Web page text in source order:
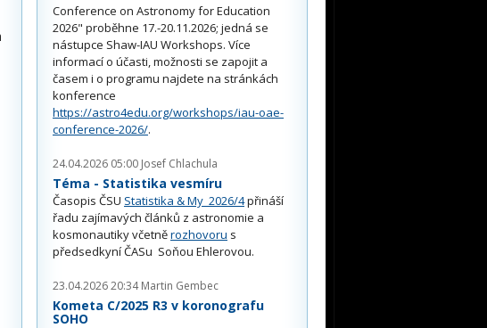
Conference on Astronomy for Education
2026" proběhne 17.-20.11.2026; jedná se
nástupce Shaw-IAU Workshops. Více
informací o účasti, možnosti se zapojit a
časem i o programu najdete na stránkách
konference
https://astro4edu.org/workshops/iau-oae-
conference-2026/.
24.04.2026 05:00 Josef Chlachula
Téma - Statistika vesmíru
Časopis ČSU Statistika & My 2026/4přináší
řadu zajímavých článků z astronomie a
kosmonautiky včetněrozhovoru s
předsedkyní ČASu Soňou Ehlerovou.
23.04.2026 20:34 Martin Gembec
Kometa C/2025 R3 v koronografu
SOHO